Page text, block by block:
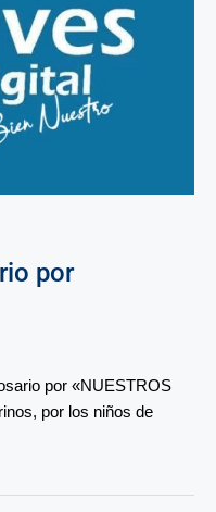
por
por «NUESTROS
por los niños de